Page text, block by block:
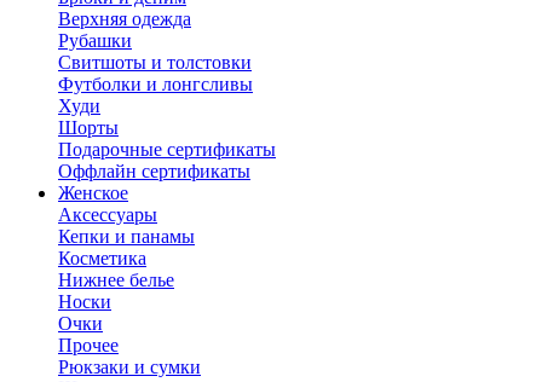
Верхняя одежда
Рубашки
Свитшоты и толстовки
Футболки и лонгсливы
Худи
Шорты
Подарочные сертификаты
Оффлайн сертификаты
Женское
Аксессуары
Кепки и панамы
Косметика
Нижнее белье
Носки
Очки
Прочее
Рюкзаки и сумки